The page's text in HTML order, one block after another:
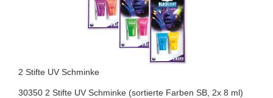
2 Stif­te UV Schmin­ke
30350 2 Stif­te UV Schmin­ke (sor­tier­te Far­ben SB, 2x 8 ml)